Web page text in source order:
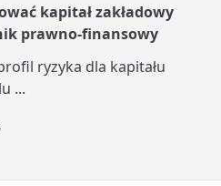
kapitał zakładowy
prawno-finansowy
ryzyka dla kapitału
...